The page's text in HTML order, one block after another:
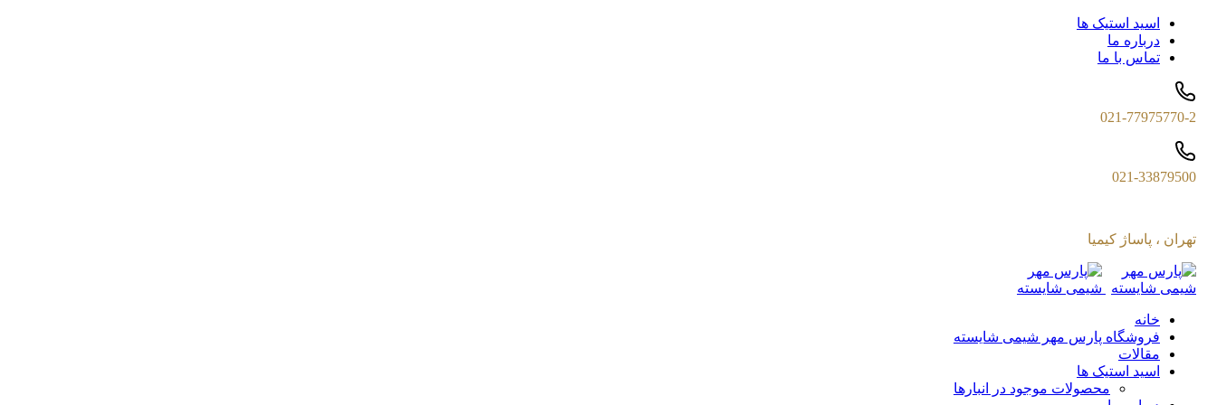
اسید استیک ها
درباره ما
تماس با ما
021-77975770-2
021-33879500
تهران ، پاساژ کیمیا
خانه
فروشگاه پارس مهر شیمی شایسته
مقالات
اسید استیک ها
محصولات موجود در انبارها